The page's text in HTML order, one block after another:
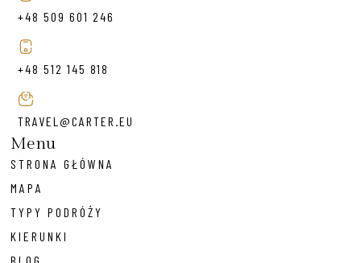
+48 509 601 246
+48 512 145 818
TRAVEL@CARTER.EU
Menu
STRONA GŁÓWNA
MAPA
TYPY PODRÓŻY
KIERUNKI